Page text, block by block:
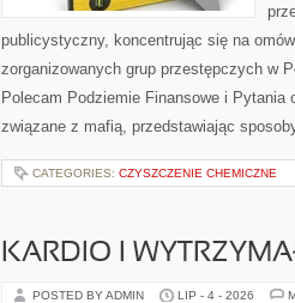
publicystyczny, koncentrując się na
zorganizowanych grup przestępczych w
Polecam Podziemie Finansowe i
związane z mafią, przedstawiając
CATEGORIES: CZYSZCZENIE CHEMICZNE
KARDIO I
POSTED BY ADMIN LIP - 4 - 2026